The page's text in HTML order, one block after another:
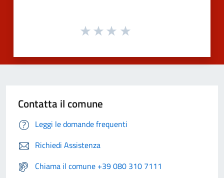
Contatta il comune
Leggi le domande frequenti
Richiedi Assistenza
Chiama il comune +39 080 310 7111